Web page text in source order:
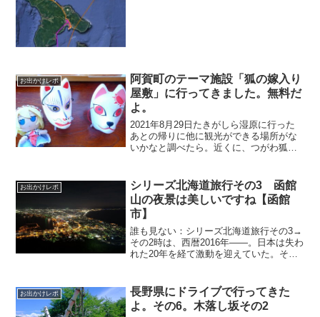
お出かけレポ
阿賀町のテーマ施設「狐の嫁入り
屋敷」に行ってきました。無料だ
よ。
2021年8月29日たきがしら湿原に行った
あとの帰りに他に観光ができる場所がな
いかなと調べたら。近くに、つがわ狐の
てみました。新潟県民で狐の嫁入り行列
がGWにあるのは知...
お出かけレポ
シリーズ北海道旅行その3 函館
山の夜景は美しいですね【函館
市】
誰も見ない：シリーズ北海道旅行その3→
その2時は、西暦2016年――。日本は失わ
れた20年を経て激動を迎えていた。その
た。。。16日の愛の巣へ(宿泊先)やってき
たワシ軽く...
お出かけレポ
長野県にドライブで行ってきた
よ。その6。木落し坂その2